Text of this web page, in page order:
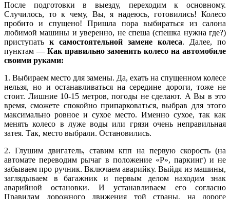
После подготовки в выезду, переходим к основному.
Случилось, то к чему, Вы, я надеюсь, готовились! Колесо
пробито и спущено! Пришла пора выбираться из салона
любимой машины и уверенно, не спеша (спешка нужна где?)
приступать к самостоятельной замене колеса. Далее, по
пунктам — Как правильно заменить колесо на автомобиле
своими руками:
1. Выбираем место для замены. Да, ехать на спущенном колесе
нельзя, но и останавливаться на середине дороги, тоже не
стоит. Лишние 10-15 метров, погоды не сделают. А Вы в это
время, сможете спокойно припарковаться, выбрав для этого
максимально ровное и сухое место. Именно сухое, так как
менять колесо в луже воды или грязи очень неправильная
затея. Так, место выбрали. Остановились.
2. Глушим двигатель, ставим кпп на первую скорость (на
автомате переводим рычаг в положение «Р», паркинг) и не
забываем про ручник. Включаем аварийку. Выйдя из машины,
заглядываем в багажник и первым делом находим знак
аварийной остановки. И устанавливаем его согласно
Правилам дорожного движения той страны, на дороге